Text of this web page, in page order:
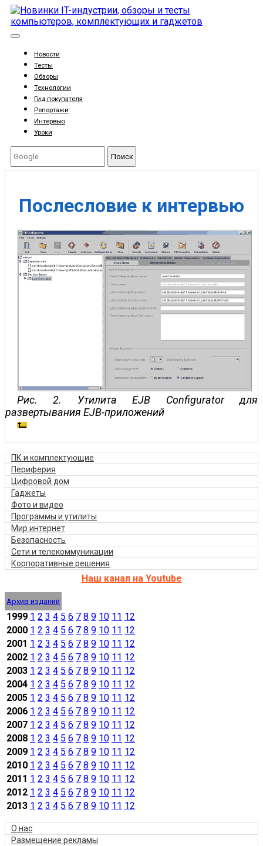
Новости
Тесты
Обзоры
Технологии
Гид покупателя
Репортажи
Интервью
Уроки
Поиск
Послесловие к интервью
Рис. 2. Утилита EJB Configurator для
развертывания EJB-приложений
ПК и комплектующие
Периферия
Цифровой дом
Гаджеты
Фото и видео
Программы и утилиты
Мир интернет
Безопасность
Сети и телекоммуникации
Корпоративные решения
Наш канал на Youtube
Архив изданий
1999 1 2 3 4 5 6 7 8 9 10 11 12
2000 1 2 3 4 5 6 7 8 9 10 11 12
2001 1 2 3 4 5 6 7 8 9 10 11 12
2002 1 2 3 4 5 6 7 8 9 10 11 12
2003 1 2 3 4 5 6 7 8 9 10 11 12
2004 1 2 3 4 5 6 7 8 9 10 11 12
2005 1 2 3 4 5 6 7 8 9 10 11 12
2006 1 2 3 4 5 6 7 8 9 10 11 12
2007 1 2 3 4 5 6 7 8 9 10 11 12
2008 1 2 3 4 5 6 7 8 9 10 11 12
2009 1 2 3 4 5 6 7 8 9 10 11 12
2010 1 2 3 4 5 6 7 8 9 10 11 12
2011 1 2 3 4 5 6 7 8 9 10 11 12
2012 1 2 3 4 5 6 7 8 9 10 11 12
2013 1 2 3 4 5 6 7 8 9 10 11 12
О нас
Размещение рекламы